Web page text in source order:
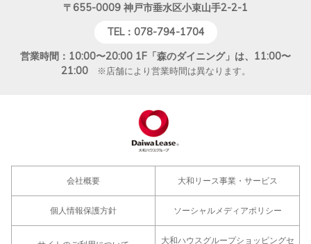
〒655-0009 神戸市垂水区小束山手2-2-1
TEL：078-794-1704
営業時間：10:00〜20:00 1F「森のダイニング」は、11:00〜
21:00※店舗により営業時間は異なります。
会社概要 大和リース事業・サービス
個人情報保護方針 ソーシャルメディアポリシー
大和ハウスグループショッピングセ